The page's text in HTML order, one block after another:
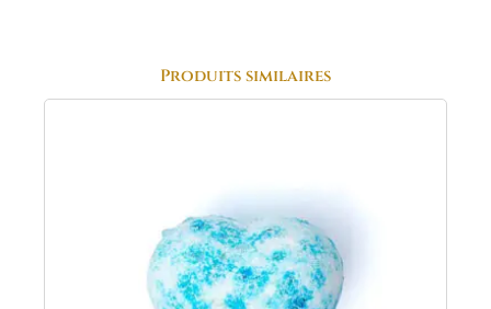
Produits similaires